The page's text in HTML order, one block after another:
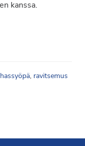
kanssa.
, ravitsemus